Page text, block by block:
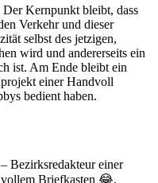
Der Kernpunkt bleibt, dass
Verkehr und dieser
selbst des jetzigen,
wird und andererseits ein
ist. Am Ende bleibt ein
einer Handvoll
bedient haben.
Bezirksredakteur einer
Briefkasten 😂,